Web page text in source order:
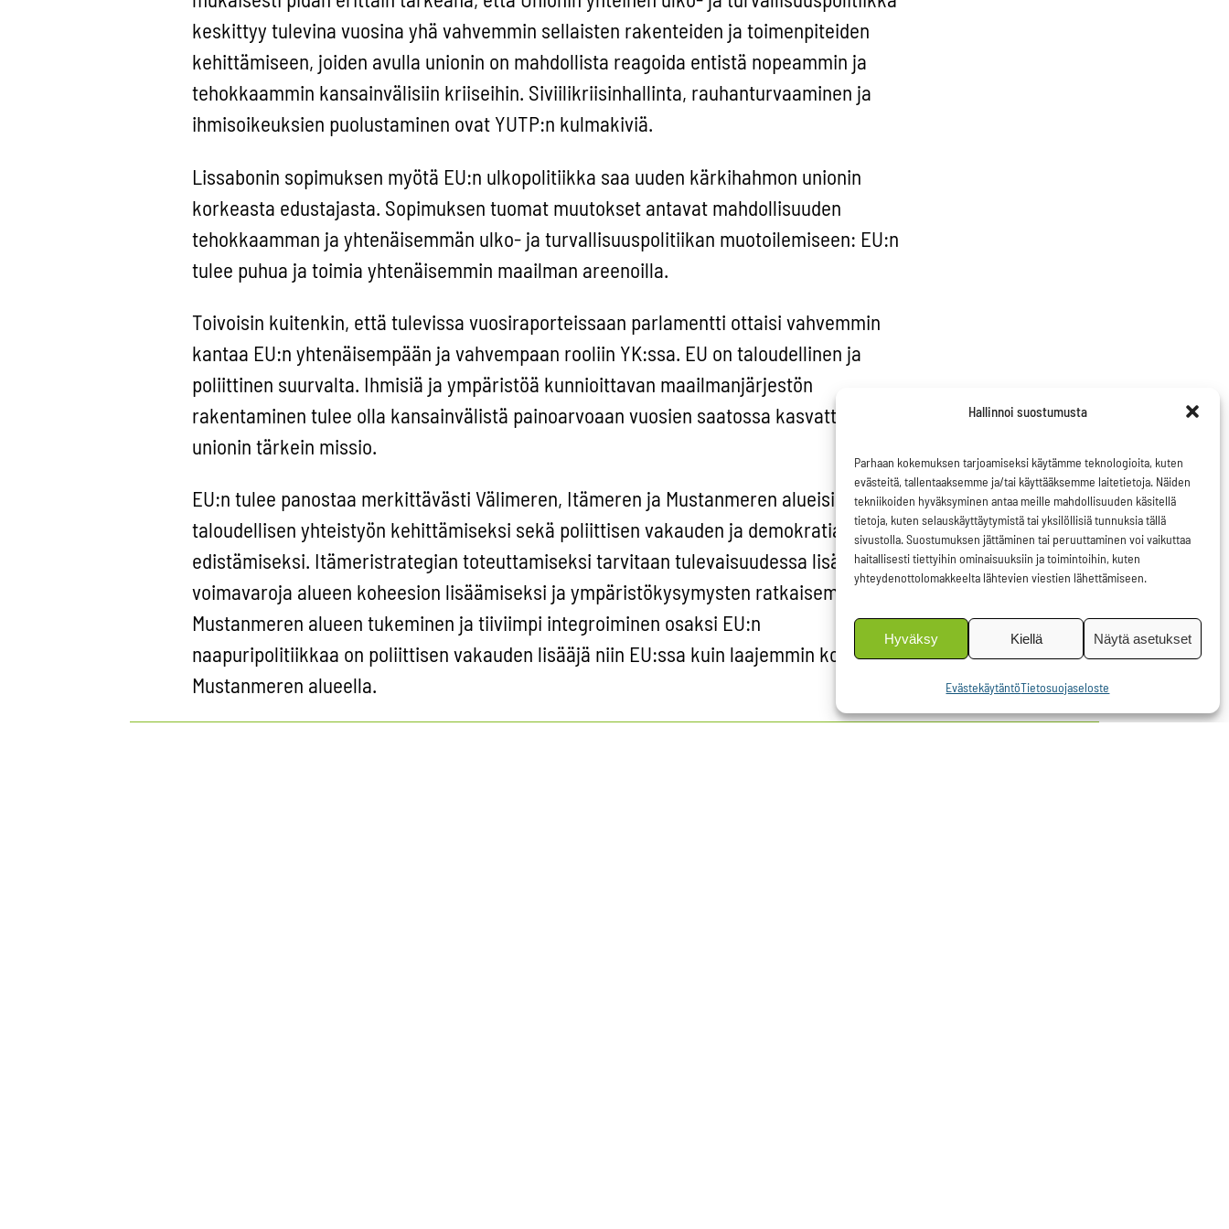
Hallinnoi suostumusta
Parhaan kokemuksen tarjoamiseksi käytämme teknologioita, kuten
evästeitä, tallentaaksemme ja/tai käyttääksemme laitetietoja. Näiden
tekniikoiden hyväksyminen antaa meille mahdollisuuden käsitellä
tietoja, kuten selauskäyttäytymistä tai yksilöllisiä tunnuksia tällä
sivustolla. Suostumuksen jättäminen tai peruuttaminen voi vaikuttaa
haitallisesti tiettyihin ominaisuuksiin ja toimintoihin, kuten
yhteydenottolomakkeelta lähtevien viestien lähettämiseen.
Hyväksy Kiellä Näytä asetukset
EvästekäytäntöTietosuojaseloste
keskittyy tulevina vuosina yhä vahvemmin sellaisten rakenteiden ja toimenpiteiden
kehittämiseen, joiden avulla unionin on mahdollista reagoida entistä nopeammin ja
tehokkaammin kansainvälisiin kriiseihin. Siviilikriisinhallinta, rauhanturvaaminen ja
ihmisoikeuksien puolustaminen ovat YUTP:n kulmakiviä.
Lissabonin sopimuksen myötä EU:n ulkopolitiikka saa uuden kärkihahmon unionin
korkeasta edustajasta. Sopimuksen tuomat muutokset antavat mahdollisuuden
tehokkaamman ja yhtenäisemmän ulko- ja turvallisuuspolitiikan muotoilemiseen: EU:n
tulee puhua ja toimia yhtenäisemmin maailman areenoilla.
Toivoisin kuitenkin, että tulevissa vuosiraporteissaan parlamentti ottaisi vahvemmin
kantaa EU:n yhtenäisempään ja vahvempaan rooliin YK:ssa. EU on taloudellinen ja
poliittinen suurvalta. Ihmisiä ja ympäristöä kunnioittavan maailmanjärjestön
rakentaminen tulee olla kansainvälistä painoarvoaan vuosien saatossa kasvattaneen
unionin tärkein missio.
EU:n tulee panostaa merkittävästi Välimeren, Itämeren ja Mustanmeren alueisiin
taloudellisen yhteistyön kehittämiseksi sekä poliittisen vakauden ja demokratian
edistämiseksi. Itämeristrategian toteuttamiseksi tarvitaan tulevaisuudessa lisää
voimavaroja alueen koheesion lisäämiseksi ja ympäristökysymysten ratkaisemiseksi.
Mustanmeren alueen tukeminen ja tiiviimpi integroiminen osaksi EU:n
naapuripolitiikkaa on poliittisen vakauden lisääjä niin EU:ssa kuin laajemmin koko
Mustanmeren alueella.